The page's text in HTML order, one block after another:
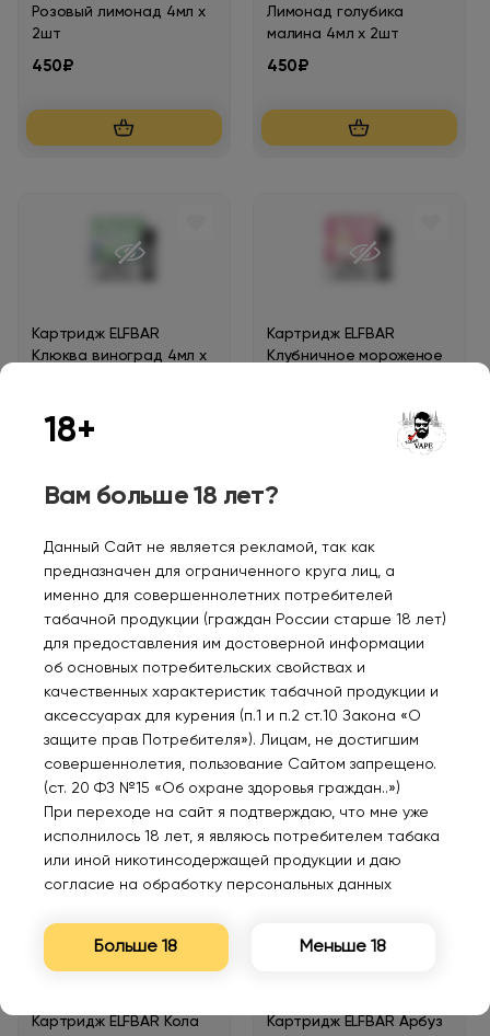
Розовый лимонад 4мл х
2шт
450₽
Лимонад голубика
малина 4мл х 2шт
450₽
Картридж ELFBAR
Клюква виноград 4мл х
Картридж ELFBAR
Клубничное мороженое
Клубника киви 4мл х 2шт
маракуйя гуава 4мл х
2шт
450₽
Нет в наличии
Картридж ELFBAR Кола
Нет в наличии
Картридж ELFBAR Арбуз
18+
Вам больше 18 лет?
Данный Сайт не является рекламой, так как
предназначен для ограниченного круга лиц, а
именно для совершеннолетних потребителей
табачной продукции (граждан России старше 18 лет)
для предоставления им достоверной информации
об основных потребительских свойствах и
качественных характеристик табачной продукции и
аксессуарах для курения (п.1 и п.2 ст.10 Закона «О
защите прав Потребителя»). Лицам, не достигшим
совершеннолетия, пользование Сайтом запрещено.
(ст. 20 ФЗ №15 «Об охране здоровья граждан..»)
При переходе на сайт я подтверждаю, что мне уже
исполнилось 18 лет, я являюсь потребителем табака
или иной никотинсодержащей продукции и даю
согласие на обработку персональных данных
Больше 18 Меньше 18